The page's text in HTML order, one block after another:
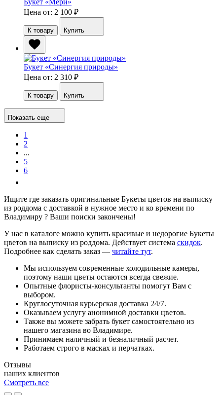
Букет «Мери»
Цена от: 2 100 ₽
К товару Купить
Букет «Синергия природы»
Цена от: 2 310 ₽
К товару Купить
Показать еще
1
2
...
5
6
Ищите где заказать оригинальные Букеты цветов на выписку
из роддома с доставкой в нужное место и ко времени по
Владимиру ? Ваши поиски закончены!
У нас в каталоге можно купить красивые и недорогие Букеты
цветов на выписку из роддома. Действует система скидок.
Подробнее как сделать заказ — читайте тут.
Мы используем современные холодильные камеры,
поэтому наши цветы остаются всегда свежие.
Опытные флористы-консультанты помогут Вам с
выбором.
Круглосуточная курьерская доставка 24/7.
Оказываем услугу анонимной доставки цветов.
Также вы можете забрать букет самостоятельно из
нашего магазина во Владимире.
Принимаем наличный и безналичный расчет.
Работаем строго в масках и перчатках.
Отзывы
наших клиентов
Смотреть все